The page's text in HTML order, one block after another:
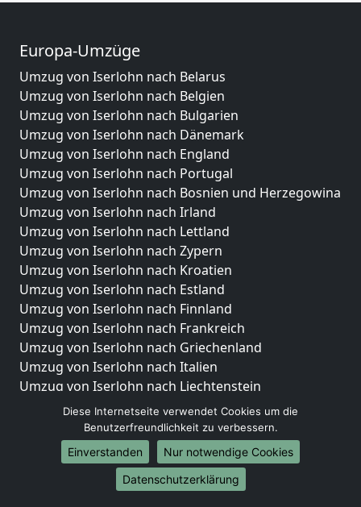
Europa-Umzüge
Umzug von Iserlohn nach Belarus
Umzug von Iserlohn nach Belgien
Umzug von Iserlohn nach Bulgarien
Umzug von Iserlohn nach Dänemark
Umzug von Iserlohn nach England
Umzug von Iserlohn nach Portugal
Umzug von Iserlohn nach Bosnien und Herzegowina
Umzug von Iserlohn nach Irland
Umzug von Iserlohn nach Lettland
Umzug von Iserlohn nach Zypern
Umzug von Iserlohn nach Kroatien
Umzug von Iserlohn nach Estland
Umzug von Iserlohn nach Finnland
Umzug von Iserlohn nach Frankreich
Umzug von Iserlohn nach Griechenland
Umzug von Iserlohn nach Italien
Umzug von Iserlohn nach Liechtenstein
Umzug von Iserlohn nach Luxemburg
Umzug von Iserlohn nach Niederlande
Umzug von Iserlohn nach Norwegen
Umzüge-Deutschlandweit
Diese Internetseite verwendet Cookies um die
Benutzerfreundlichkeit zu verbessern.
Einverstanden
Nur notwendige Cookies
Datenschutzerklärung